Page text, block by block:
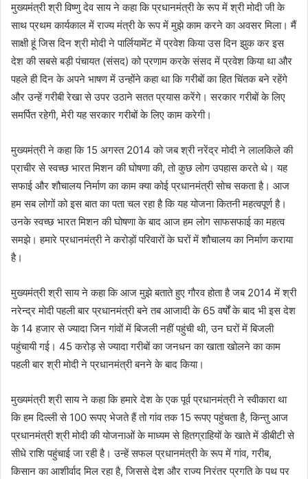
मुख्यमंत्री श्री विष्णु देव साय ने कहा कि प्रधानमंत्री के रूप में श्री मोदी जी के
साथ प्रथम कार्यकाल में राज्य मंत्री के रूप में मुझे काम करने का अवसर मिला। मैं
साक्षी हूं जिस दिन श्री मोदी ने पार्लियामेंट में प्रवेश किया उस दिन झुक कर इस
देश की सबसे बड़ी पंचायत (संसद) को प्रणाम करके संसद में प्रवेश किया था और
पहले ही दिन के अपने भाषण में उन्होंने कहा था कि गरीबों का हित चिंतक बने रहेंगे
और उन्हें गरीबी रेखा से उपर उठाने सतत प्रयास करेंगे। सरकार गरीबों के लिए
समर्पित रहेगी, मेरी यह सरकार गरीबों के लिए काम करेगी।
मुख्यमंत्री ने कहा कि 15 अगस्त 2014 को जब श्री नरेंद्र मोदी ने लालकिले की
प्राचीर से स्वच्छ भारत मिशन की घोषणा की, तो कुछ लोग उपहास करते थे। यह
सफाई और शौचालय निर्माण का काम क्या कोई प्रधानमंत्री सोच सकता है। आज
हम सब लोगों को इस बात का पता चल रहा है कि यह योजना कितनी महत्वपूर्ण है।
उनके स्वच्छ भारत मिशन की घोषणा के बाद आज हम लोग साफसफाई का महत्व
समझे। हमारे प्रधानमंत्री ने करोड़ों परिवारों के घरों में शौचालय का निर्माण कराया
है।
मुख्यमंत्री श्री साय ने कहा कि आज मुझे बताते हुए गौरव होता है जब 2014 में श्री
नरेन्द्र मोदी पहली बार प्रधानमंत्री बने तब आजादी के 65 वर्षों के बाद भी इस देश
के 14 हजार से ज्यादा जिन गांवों में बिजली नहीं पहुंची थी, उन घरों में बिजली
पहुंचायी गई। 45 करोड़ से ज्यादा गरीबों का जनधन का खाता खोलने का काम
पहली बार श्री मोदी ने प्रधानमंत्री बनने के बाद किया।
मुख्यमंत्री श्री साय ने कहा कि हमारे देश के एक पूर्व प्रधानमंत्री ने स्वीकारा था
कि हम दिल्ली से 100 रूपए भेजते हैं तो गांव तक 15 रूपए पहुंचता है, किन्तु आज
प्रधानमंत्री श्री मोदी की योजनाओं के माध्यम से हितग्राहियों के खाते में डीबीटी से
सीधे राशि पहुंचाई जा रही है। उन्हें सफल प्रधानमंत्री के रूप में गांव, गरीब,
किसान का आशीर्वाद मिल रहा है, जिससे देश और राज्य निरंतर प्रगति के पथ पर